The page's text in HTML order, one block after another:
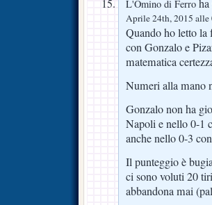
L'Omino di Ferro
Aprile 24th, 2015 alle
Quando ho letto la
con Gonzalo e
matematica
Numeri alla mano
Gonzalo non ha
Napoli e nello 0-1
anche nello 0-3
Il punteggio è
ci sono voluti 20
abbandona mai